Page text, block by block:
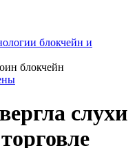
блокчейн и
слухи